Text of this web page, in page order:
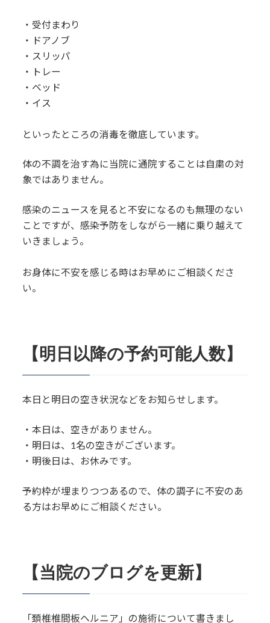
・受付まわり
・ドアノブ
・スリッパ
・トレー
・ベッド
・イス
といったところの消毒を徹底しています。
体の不調を治す為に当院に通院することは自粛の対
象ではありません。
感染のニュースを見ると不安になるのも無理のない
ことですが、感染予防をしながら一緒に乗り越えて
いきましょう。
お身体に不安を感じる時はお早めにご相談くださ
い。
【明日以降の予約可能人数】
本日と明日の空き状況などをお知らせします。
・本日は、空きがありません。
・明日は、1名の空きがございます。
・明後日は、お休みです。
予約枠が埋まりつつあるので、体の調子に不安のあ
る方はお早めにご相談ください。
【当院のブログを更新】
「頚椎椎間板ヘルニア」の施術について書きまし